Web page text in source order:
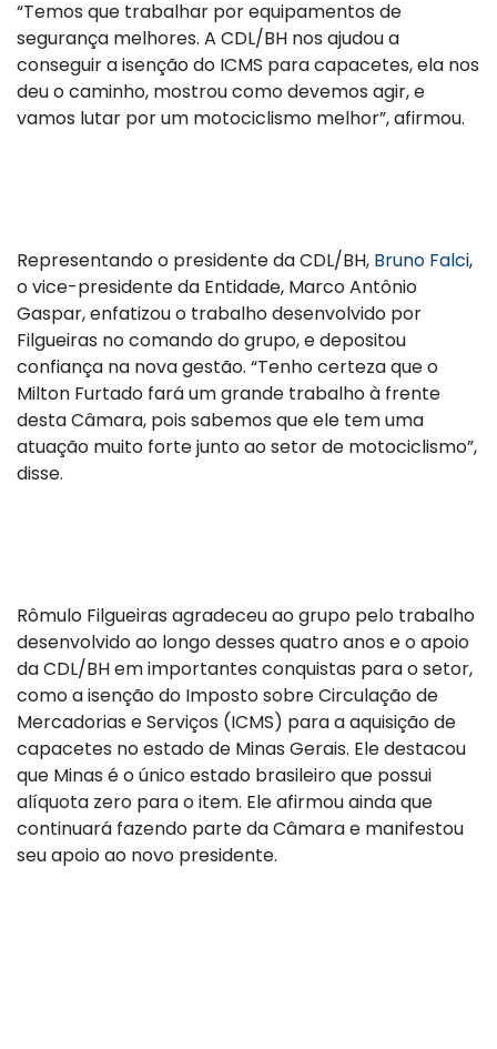
“Temos que trabalhar por equipamentos de
segurança melhores. A CDL/BH nos ajudou a
conseguir a isenção do ICMS para capacetes, ela nos
deu o caminho, mostrou como devemos agir, e
vamos lutar por um motociclismo melhor”, afirmou.
Representando o presidente da CDL/BH, Bruno Falci,
o vice-presidente da Entidade, Marco Antônio
Gaspar, enfatizou o trabalho desenvolvido por
Filgueiras no comando do grupo, e depositou
confiança na nova gestão. “Tenho certeza que o
Milton Furtado fará um grande trabalho à frente
desta Câmara, pois sabemos que ele tem uma
atuação muito forte junto ao setor de motociclismo”,
disse.
Rômulo Filgueiras agradeceu ao grupo pelo trabalho
desenvolvido ao longo desses quatro anos e o apoio
da CDL/BH em importantes conquistas para o setor,
como a isenção do Imposto sobre Circulação de
Mercadorias e Serviços (ICMS) para a aquisição de
capacetes no estado de Minas Gerais. Ele destacou
que Minas é o único estado brasileiro que possui
alíquota zero para o item. Ele afirmou ainda que
continuará fazendo parte da Câmara e manifestou
seu apoio ao novo presidente.